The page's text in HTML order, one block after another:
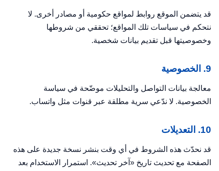
قد يتضمن الموقع روابط لمواقع حكومية أو مصادر أخرى. لا
نتحكم في سياسات تلك المواقع؛ تحققي من شروطها
وخصوصيتها قبل تقديم بيانات شخصية.
9. الخصوصية
معالجة بيانات التواصل والتحليلات موضّحة في سياسة
الخصوصية. لا ندّعي سرية مطلقة عبر قنوات مثل واتساب.
10. التعديلات
قد نحدّث هذه الشروط في أي وقت بنشر نسخة جديدة على هذه
الصفحة مع تحديث تاريخ «آخر تحديث». استمرار الاستخدام بعد